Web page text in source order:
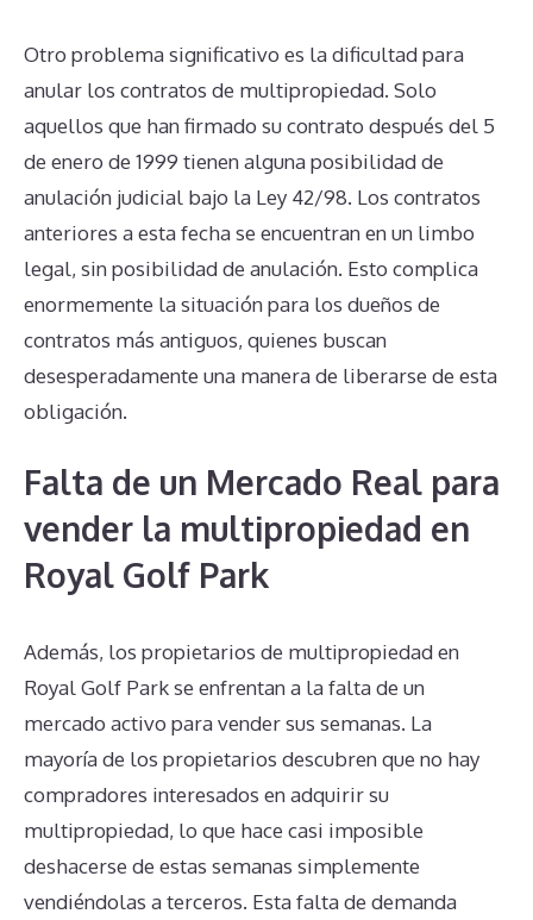
Otro problema significativo es la dificultad para
anular los contratos de multipropiedad. Solo
aquellos que han firmado su contrato después del 5
de enero de 1999 tienen alguna posibilidad de
anulación judicial bajo la Ley 42/98. Los contratos
anteriores a esta fecha se encuentran en un limbo
legal, sin posibilidad de anulación. Esto complica
enormemente la situación para los dueños de
contratos más antiguos, quienes buscan
desesperadamente una manera de liberarse de esta
obligación.
Falta de un Mercado Real para
vender la multipropiedad en
Royal Golf Park
Además, los propietarios de multipropiedad en
Royal Golf Park se enfrentan a la falta de un
mercado activo para vender sus semanas. La
mayoría de los propietarios descubren que no hay
compradores interesados en adquirir su
multipropiedad, lo que hace casi imposible
deshacerse de estas semanas simplemente
vendiéndolas a terceros. Esta falta de demanda